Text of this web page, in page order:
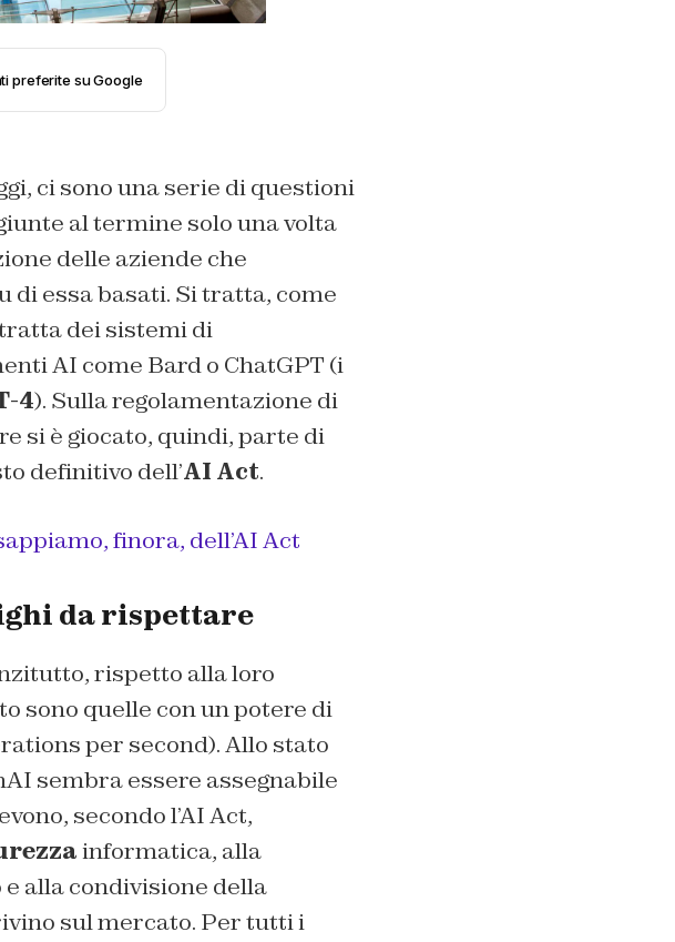
preferite su Google
ci sono una serie di questioni
al termine solo una volta
delle aziende che
essa basati. Si tratta, come
tratta dei sistemi di
AI come Bard o ChatGPT (i
4). Sulla regolamentazione di
si è giocato, quindi, parte di
definitivo dell’AI Act.
finora, dell’AI Act
da rispettare
rispetto alla loro
sono quelle con un potere di
per second). Allo stato
sembra essere assegnabile
secondo l’AI Act,
informatica, alla
alla condivisione della
sul mercato. Per tutti i